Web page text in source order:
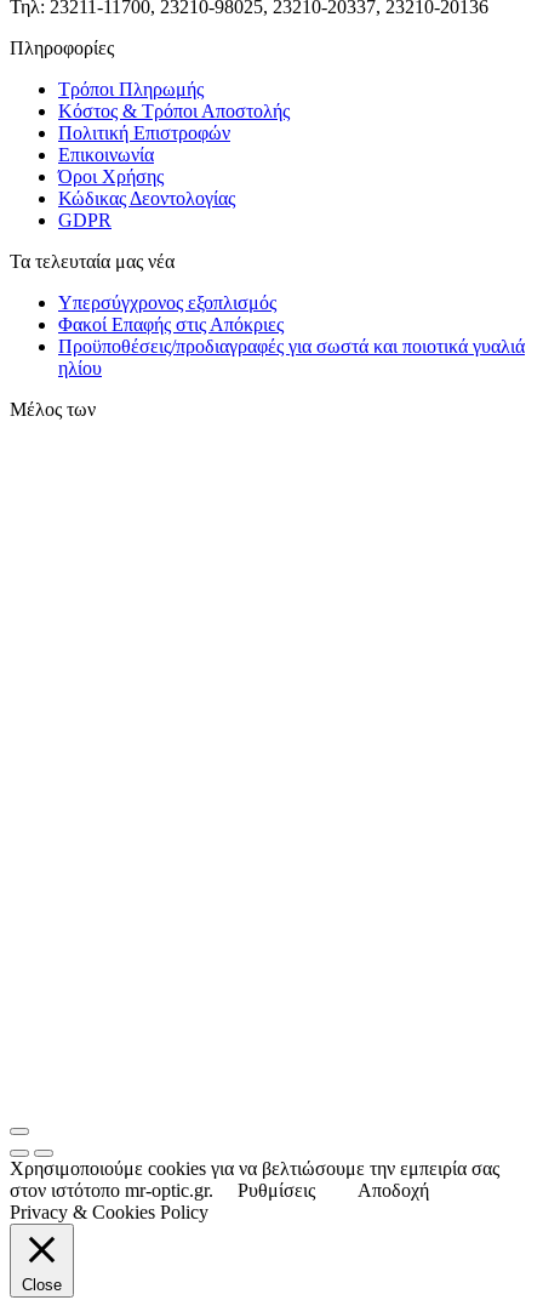
Τηλ: 23211-11700, 23210-98025, 23210-20337, 23210-20136
Πληροφορίες
Τρόποι Πληρωμής
Κόστος & Τρόποι Αποστολής
Πολιτική Επιστροφών
Επικοινωνία
Όροι Χρήσης
Κώδικας Δεοντολογίας
GDPR
Τα τελευταία μας νέα
Υπερσύγχρονος εξοπλισμός
Φακοί Επαφής στις Απόκριες
Προϋποθέσεις/προδιαγραφές για σωστά και ποιοτικά γυαλιά
ηλίου
Μέλος των
Χρησιμοποιούμε cookies για να βελτιώσουμε την εμπειρία σας
στον ιστότοπο mr-optic.gr.
Ρυθμίσεις
Αποδοχή
Privacy & Cookies Policy
Close